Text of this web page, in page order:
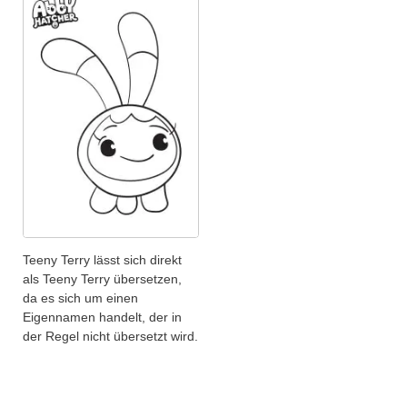
Teeny Terry lässt sich direkt
als Teeny Terry übersetzen,
da es sich um einen
Eigennamen handelt, der in
der Regel nicht übersetzt wird.